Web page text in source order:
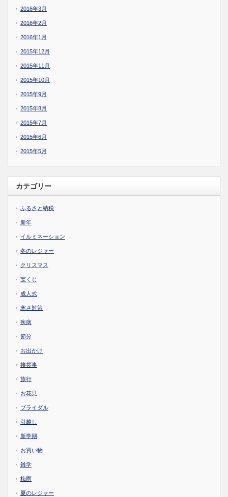
2016年3月
2016年2月
2016年1月
2015年12月
2015年11月
2015年10月
2015年9月
2015年8月
2015年7月
2015年6月
2015年5月
カテゴリー
ふるさと納税
新年
イルミネーション
冬のレジャー
クリスマス
宝くじ
成人式
寒さ対策
疾病
節分
お出かけ
挨拶事
旅行
お花見
ブライダル
引越し
新学期
お買い物
雑学
梅雨
夏のレジャー